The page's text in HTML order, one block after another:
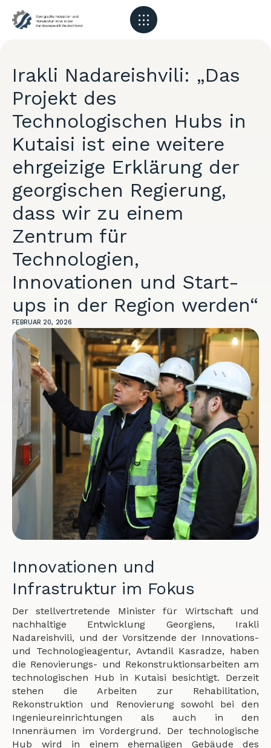
Irakli Nadareishvili: „Das
Projekt des
Technologischen Hubs in
Kutaisi ist eine weitere
ehrgeizige Erklärung der
georgischen Regierung,
dass wir zu einem
Zentrum für
Technologien,
Innovationen und Start-
ups in der Region werden“
FEBRUAR 20, 2026
Innovationen und
Infrastruktur im Fokus
Der stellvertretende Minister für Wirtschaft und
nachhaltige Entwicklung Georgiens, Irakli
Nadareishvili, und der Vorsitzende der Innovations-
und Technologieagentur, Avtandil Kasradze, haben
die Renovierungs- und Rekonstruktionsarbeiten am
technologischen Hub in Kutaisi besichtigt. Derzeit
stehen die Arbeiten zur Rehabilitation,
Rekonstruktion und Renovierung sowohl bei den
Ingenieureinrichtungen als auch in den
Innenräumen im Vordergrund. Der technologische
Hub wird in einem ehemaligen Gebäude des